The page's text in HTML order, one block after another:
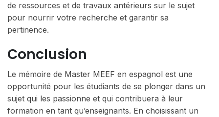
de ressources et de travaux antérieurs sur le sujet
pour nourrir votre recherche et garantir sa
pertinence.
Conclusion
Le mémoire de Master MEEF en espagnol est une
opportunité pour les étudiants de se plonger dans un
sujet qui les passionne et qui contribuera à leur
formation en tant qu’enseignants. En choisissant un